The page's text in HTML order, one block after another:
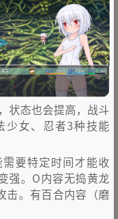
状态也会提高，战斗
少女、忍者3种技能
要特定时间才能收
强。O内容无捣黄龙
击。有百合内容（磨